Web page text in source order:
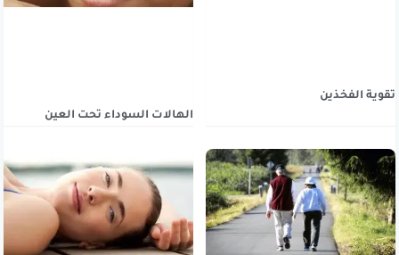
تقوية الفخذين
الهالات السوداء تحت العين